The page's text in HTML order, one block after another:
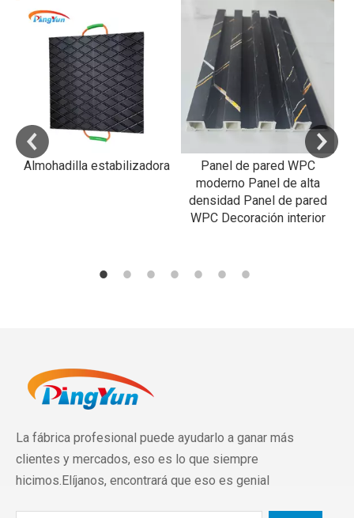
Almohadilla estabilizadora
Panel de pared WPC
moderno Panel de alta
densidad Panel de pared
WPC Decoración interior
La fábrica profesional puede ayudarlo a ganar más
clientes y mercados, eso es lo que siempre
hicimos.Elíjanos, encontrará que eso es genial